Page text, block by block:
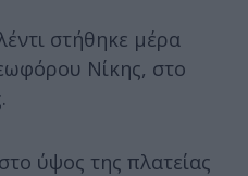
στήθηκε μέρα
Νίκης, στο
ύψος της πλατείας